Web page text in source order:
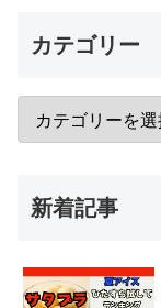
カテゴリー
新着記事